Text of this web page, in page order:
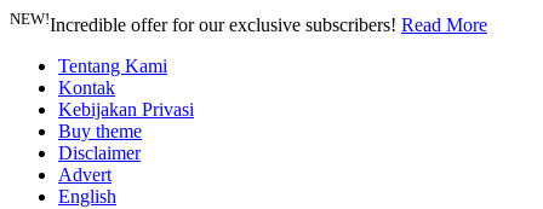
NEW!Incredible offer for our exclusive subscribers! Read More
Tentang Kami
Kontak
Kebijakan Privasi
Buy theme
Disclaimer
Advert
English